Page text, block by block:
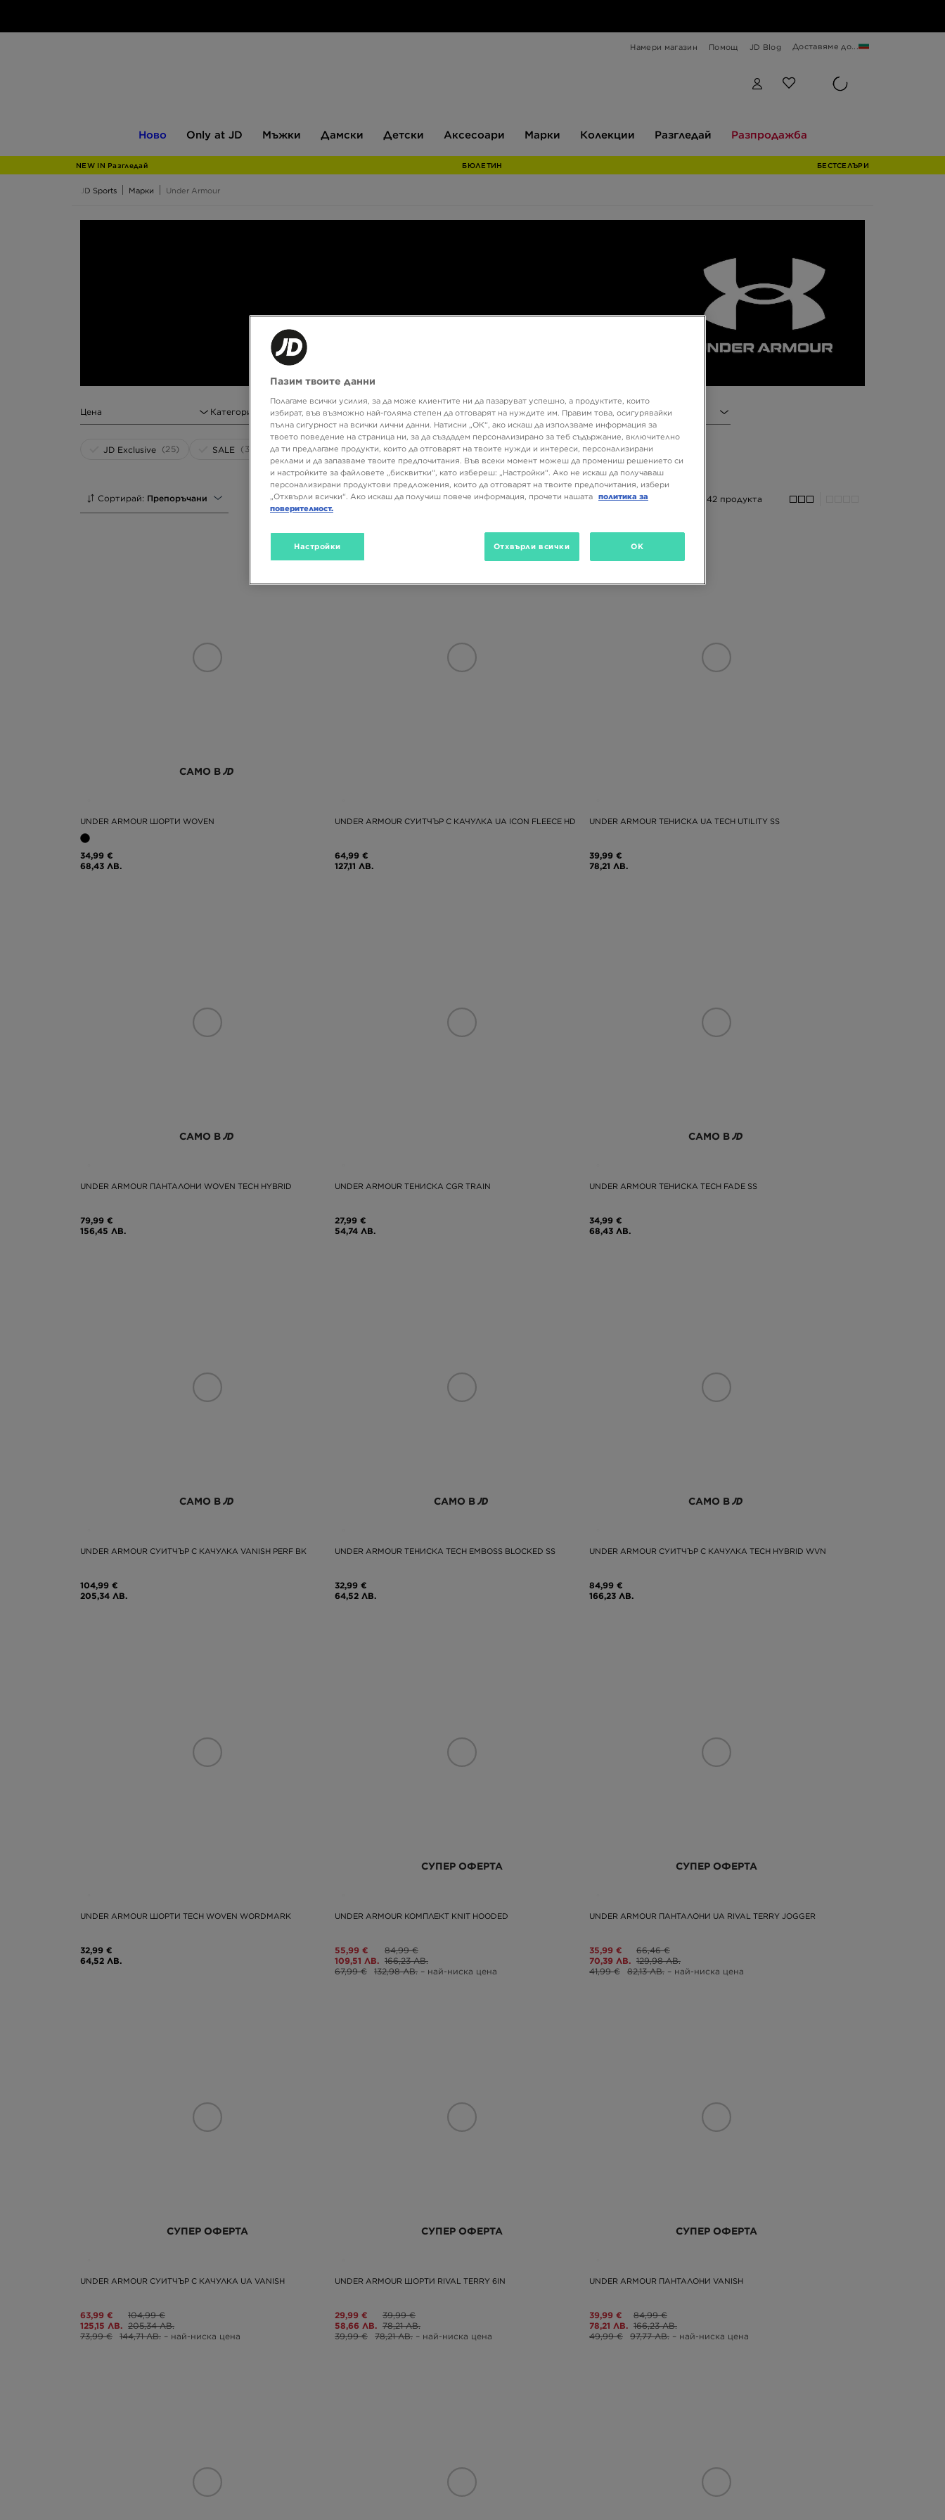
Намери магазин Помощ JD Blog Доставяме до...
Ново
JD
Only at JD Мъжки Дамски Детски Аксесоари Марки Колекции Разгледай Разпродажба
NEW IN Разгледай БЮЛЕТИН БЕСТСЕЛЪРИ
JD Sports Марки Under Armour
спортистите в тяхното развитие. Знаеш ли за какво говорим? Under Armour, разбира се! Разгледай продуктите на
популярния бранд, които ще откриеш в онлайн магазина ни и открий новия си мъст хев модел за ежедневните ти
Цена Категория Пол Размер Цвят
JD Exclusive (25) SALE (32)
Сортирай: Препоръчани 42 продукта
САМО В
UNDER ARMOUR ШОРТИ WOVEN
34,99 €
68,43 ЛВ.
UNDER ARMOUR СУИТЧЪР С КАЧУЛКА UA ICON FLEECE HD
64,99 €
127,11 ЛВ.
UNDER ARMOUR ТЕНИСКА UA TECH UTILITY SS
39,99 €
78,21 ЛВ.
САМО В
UNDER ARMOUR ПАНТАЛОНИ WOVEN TECH HYBRID
79,99 €
156,45 ЛВ.
UNDER ARMOUR ТЕНИСКА CGR TRAIN
27,99 €
54,74 ЛВ.
САМО В
UNDER ARMOUR ТЕНИСКА TECH FADE SS
34,99 €
68,43 ЛВ.
САМО В
UNDER ARMOUR СУИТЧЪР С КАЧУЛКА VANISH PERF BK
104,99 €
205,34 ЛВ.
САМО В
UNDER ARMOUR ТЕНИСКА TECH EMBOSS BLOCKED SS
32,99 €
64,52 ЛВ.
САМО В
UNDER ARMOUR СУИТЧЪР С КАЧУЛКА TECH HYBRID WVN
84,99 €
166,23 ЛВ.
UNDER ARMOUR ШОРТИ TECH WOVEN WORDMARK
32,99 €
64,52 ЛВ.
СУПЕР ОФЕРТА
UNDER ARMOUR КОМПЛЕКТ KNIT HOODED
55,99 €
109,51 ЛВ.
84,99 €
166,23 ЛВ.
67,99 €
132,98 ЛВ. – най-ниска цена
СУПЕР ОФЕРТА
UNDER ARMOUR ПАНТАЛОНИ UA RIVAL TERRY JOGGER
35,99 €
70,39 ЛВ.
66,46 €
129,98 ЛВ.
41,99 €
82,13 ЛВ. – най-ниска цена
СУПЕР ОФЕРТА
UNDER ARMOUR СУИТЧЪР С КАЧУЛКА UA VANISH
63,99 €
125,15 ЛВ.
104,99 €
205,34 ЛВ.
73,99 €
144,71 ЛВ. – най-ниска цена
СУПЕР ОФЕРТА
UNDER ARMOUR ШОРТИ RIVAL TERRY 6IN
29,99 €
58,66 ЛВ.
39,99 €
78,21 ЛВ.
39,99 €
78,21 ЛВ. – най-ниска цена
СУПЕР ОФЕРТА
UNDER ARMOUR ПАНТАЛОНИ VANISH
39,99 €
78,21 ЛВ.
84,99 €
166,23 ЛВ.
49,99 €
97,77 ЛВ. – най-ниска цена
Пазим твоите данни
Полагаме всички усилия, за да може клиентите ни да пазаруват успешно, а продуктите, които
избират, във възможно най-голяма степен да отговарят на нуждите им. Правим това, осигурявайки
пълна сигурност на всички лични данни. Натисни „ОК“, ако искаш да използваме информация за
твоето поведение на страница ни, за да създадем персонализирано за теб съдържание, включително
да ти предлагаме продукти, които да отговарят на твоите нужди и интереси, персонализирани
реклами и да запазваме твоите предпочитания. Във всеки момент можеш да промениш решението си
и настройките за файловете „бисквитки“, като избереш: „Настройки“. Ако не искаш да получаваш
персонализирани продуктови предложения, които да отговарят на твоите предпочитания, избери
„Отхвърли всички“. Ако искаш да получиш повече информация, прочети нашата политика за
поверителност.
Настройки Отхвърли всички OK